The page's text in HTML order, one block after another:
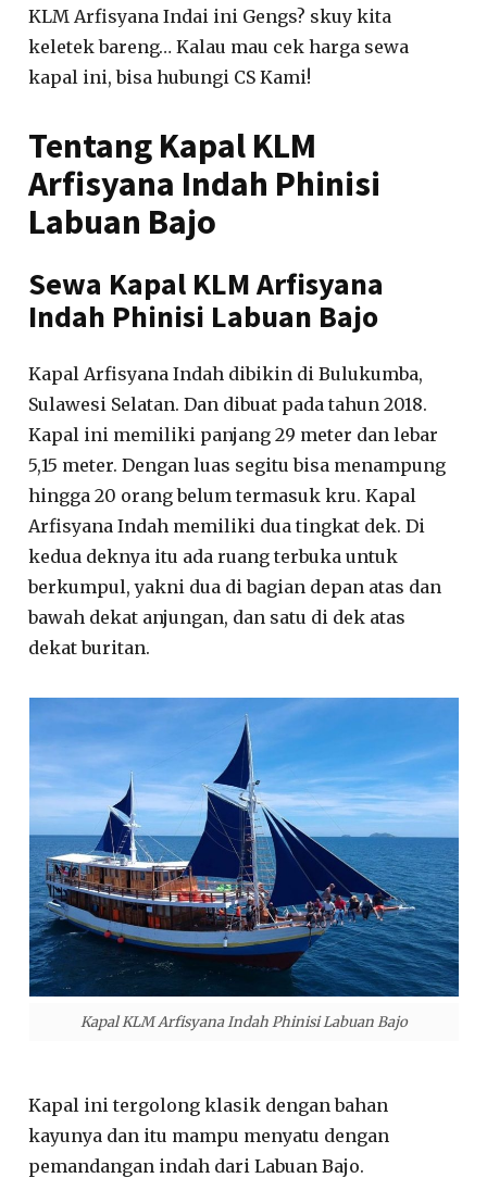
KLM Arfisyana Indai ini Gengs? skuy kita
keletek bareng… Kalau mau cek harga sewa
kapal ini, bisa hubungi CS Kami!
Tentang Kapal KLM
Arfisyana Indah Phinisi
Labuan Bajo
Sewa Kapal KLM Arfisyana
Indah Phinisi Labuan Bajo
Kapal Arfisyana Indah dibikin di Bulukumba,
Sulawesi Selatan. Dan dibuat pada tahun 2018.
Kapal ini memiliki panjang 29 meter dan lebar
5,15 meter. Dengan luas segitu bisa menampung
hingga 20 orang belum termasuk kru. Kapal
Arfisyana Indah memiliki dua tingkat dek. Di
kedua deknya itu ada ruang terbuka untuk
berkumpul, yakni dua di bagian depan atas dan
bawah dekat anjungan, dan satu di dek atas
dekat buritan.
Kapal KLM Arfisyana Indah Phinisi Labuan Bajo
Kapal ini tergolong klasik dengan bahan
kayunya dan itu mampu menyatu dengan
pemandangan indah dari Labuan Bajo.